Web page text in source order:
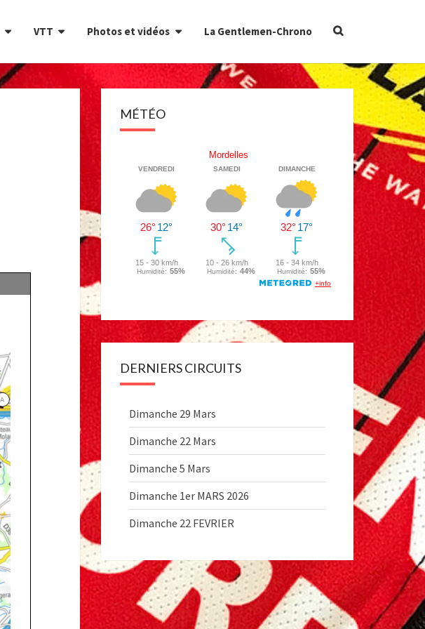
VTT Photos et vidéos La Gentlemen-Chrono
Search
MÉTÉO
DERNIERS CIRCUITS
Dimanche 29 Mars
Dimanche 22 Mars
Dimanche 5 Mars
Dimanche 1er MARS 2026
Dimanche 22 FEVRIER